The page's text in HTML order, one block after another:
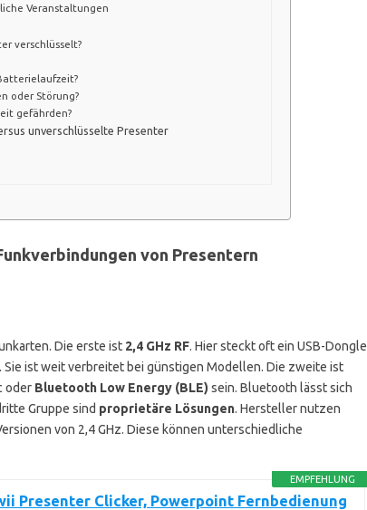
Veranstaltungen
verschlüsselt?
oder Störung?
gefährden?
unverschlüsselte Presenter
von Presentern
Die erste ist 2,4 GHz RF. Hier steckt oft ein USB-Dongle
Sie ist weit verbreitet bei günstigen Modellen. Die zweite ist
oder Bluetooth Low Energy (BLE) sein. Bluetooth lässt sich
Gruppe sind proprietäre Lösungen. Hersteller nutzen
von 2,4 GHz. Diese können unterschiedliche
EMPFEHLUNG
Presenter Clicker, Powerpoint Fernbedienung